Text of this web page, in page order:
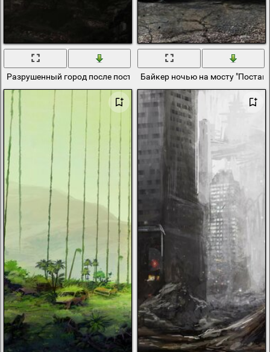
Разрушенный город после постапокалипсиса
Байкер ночью на мосту